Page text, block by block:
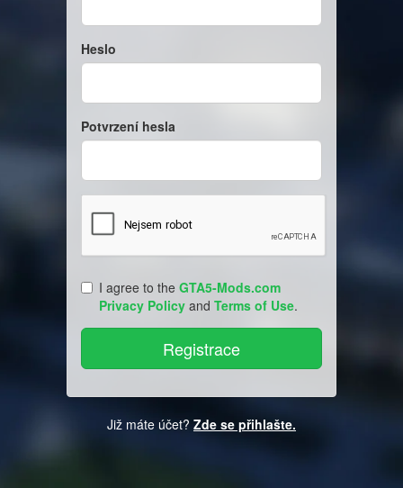
Heslo
Potvrzení hesla
I agree to the GTA5-Mods.com
Privacy Policy and Terms of Use.
Již máte účet? Zde se přihlašte.